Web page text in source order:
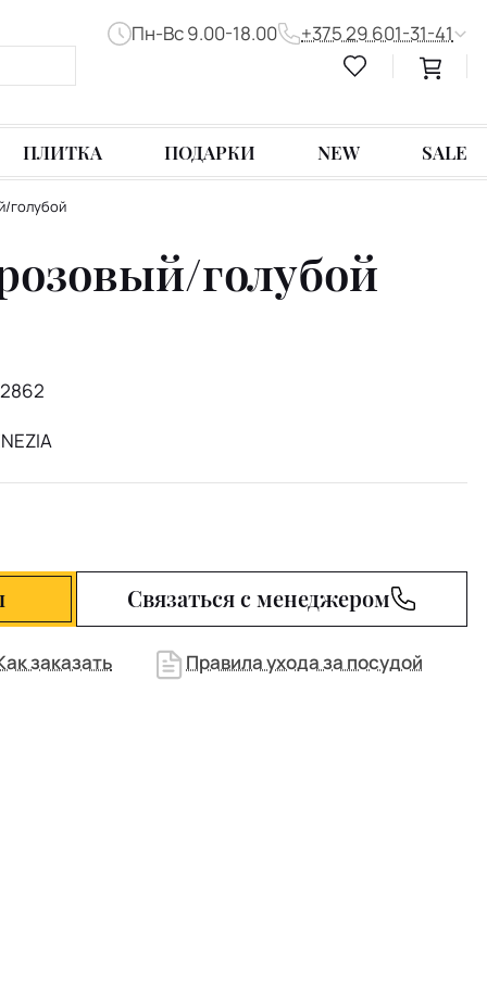
Пн-Вс 9.00-18.00 +375 29 601-31-41
ПЛИТКА ПОДАРКИ NEW SALE
голубой
голубой
Связаться с менеджером
заказать Правила ухода за посудой